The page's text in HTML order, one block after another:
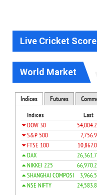
Live Cricket Score
World Market